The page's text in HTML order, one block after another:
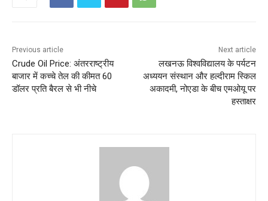
Previous article
Crude Oil Price: अंतरराष्ट्रीय
बाजार में कच्चे तेल की कीमत 60
डॉलर प्रति बैरल से भी नीचे
Next article
लखनऊ विश्वविद्यालय के पर्यटन
अध्ययन संस्थान और हल्दीराम स्किल
अकादमी, नोएडा के बीच एमओयू पर
हस्ताक्षर